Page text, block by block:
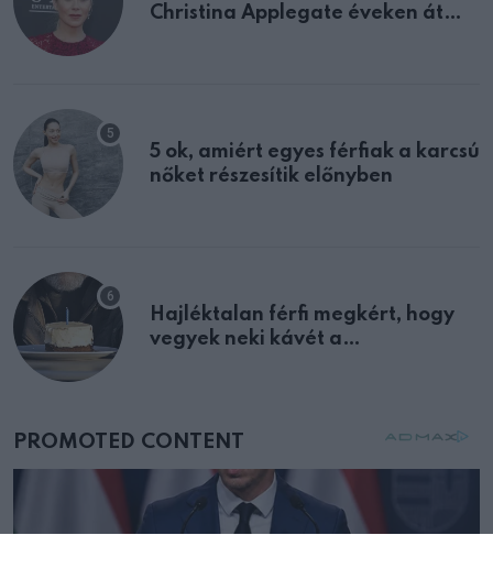
Christina Applegate éveken át
5 ok, amiért egyes férfiak a karcsú
nőket részesítik előnyben
Hajléktalan férfi megkért, hogy
vegyek neki kávét a